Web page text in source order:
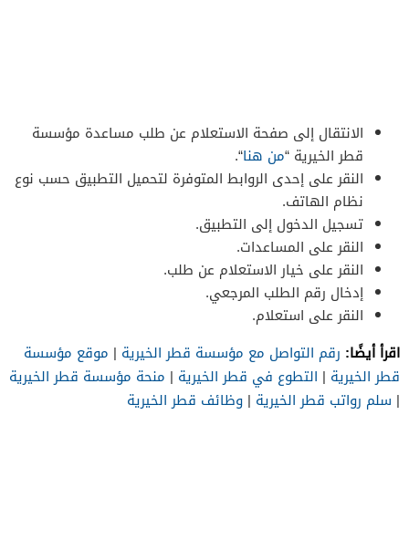
الانتقال إلى صفحة الاستعلام عن طلب مساعدة مؤسسة
قطر الخيرية “من هنا“.
النقر على إحدى الروابط المتوفرة لتحميل التطبيق حسب نوع
نظام الهاتف.
تسجيل الدخول إلى التطبيق.
النقر على المساعدات.
النقر على خيار الاستعلام عن طلب.
إدخال رقم الطلب المرجعي.
النقر على استعلام.
اقرأ أيضًا: رقم التواصل مع مؤسسة قطر الخيرية | موقع مؤسسة
قطر الخيرية | التطوع في قطر الخيرية | منحة مؤسسة قطر الخيرية
| سلم رواتب قطر الخيرية | وظائف قطر الخيرية